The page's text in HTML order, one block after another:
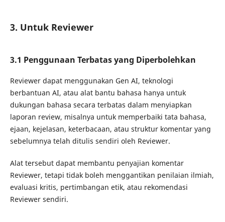
3. Untuk Reviewer
3.1 Penggunaan Terbatas yang Diperbolehkan
Reviewer dapat menggunakan Gen AI, teknologi
berbantuan AI, atau alat bantu bahasa hanya untuk
dukungan bahasa secara terbatas dalam menyiapkan
laporan review, misalnya untuk memperbaiki tata bahasa,
ejaan, kejelasan, keterbacaan, atau struktur komentar yang
sebelumnya telah ditulis sendiri oleh Reviewer.
Alat tersebut dapat membantu penyajian komentar
Reviewer, tetapi tidak boleh menggantikan penilaian ilmiah,
evaluasi kritis, pertimbangan etik, atau rekomendasi
Reviewer sendiri.